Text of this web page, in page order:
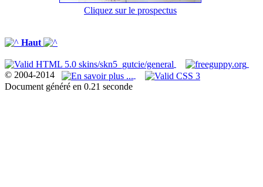
Cliquez sur le prospectus
Haut
© 2004-2014
Document généré en 0.21 seconde